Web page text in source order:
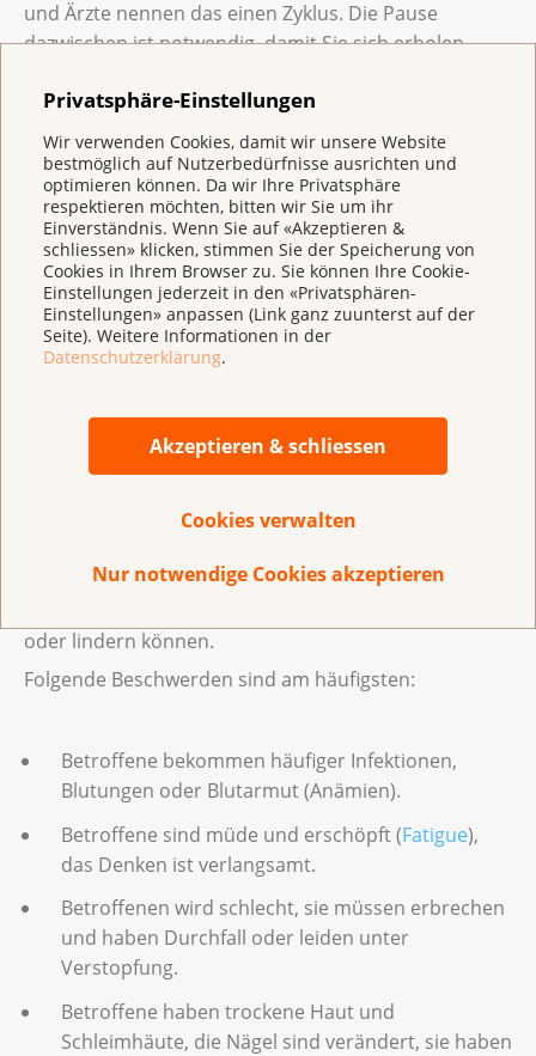
Privatsphäre-Einstellungen
Wir verwenden Cookies, damit wir unsere Website
bestmöglich auf Nutzerbedürfnisse ausrichten und
optimieren können. Da wir Ihre Privatsphäre
respektieren möchten, bitten wir Sie um ihr
Einverständnis. Wenn Sie auf «Akzeptieren &
schliessen» klicken, stimmen Sie der Speicherung von
Cookies in Ihrem Browser zu. Sie können Ihre Cookie-
Einstellungen jederzeit in den «Privatsphären-
Einstellungen» anpassen (Link ganz zuunterst auf der
Seite). Weitere Informationen in der
Datenschutzerklärung.
Akzeptieren & schliessen
Cookies verwalten
Nur notwendige Cookies akzeptieren
und Ärzte nennen das einen Zyklus. Die Pause
dazwischen ist notwendig, damit Sie sich erholen
meistens aus mehreren solchen Zyklen.
Wann wird eine Chemotherapie eingesetzt?
Die Chemotherapie wird vorwiegend bei Melanomen
im fortgeschrittenen Krankheitsstadium eingesetzt.
Also meist dann, wenn eine Immuntherapie oder eine
zielgerichtete Therapie nicht mehr wirkt. Sie wird auch
zur Linderung von Beschwerden eingesetzt.
Welche Beschwerden und Nebenwirkungen
kann ich bekommen?
Chemotherapie auch gesunde Zellen. Dies ist die
Nebenwirkungen. Wichtig für Sie zu wissen ist, dass es
oder lindern können.
Folgende Beschwerden sind am häufigsten:
Betroffene bekommen häufiger Infektionen,
Blutungen oder Blutarmut (Anämien).
Betroffene sind müde und erschöpft (Fatigue),
das Denken ist verlangsamt.
Betroffenen wird schlecht, sie müssen erbrechen
und haben Durchfall oder leiden unter
Verstopfung.
Betroffene haben trockene Haut und
Schleimhäute, die Nägel sind verändert, sie haben